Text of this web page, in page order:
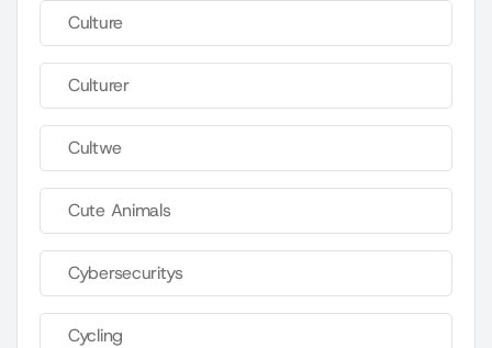
Culture
Culturer
Cultwe
Cute Animals
Cybersecuritys
Cycling